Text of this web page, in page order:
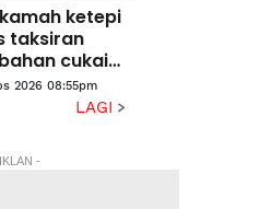
ketepi
taksiran
cukai
juta
Na'imah
2026 08:55pm
LAGI
-